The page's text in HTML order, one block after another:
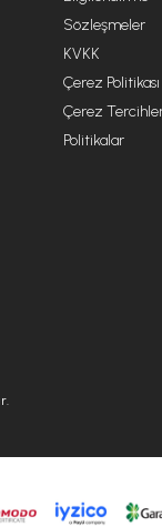
Sözleşmeler
KVKK
Çerez Politikası
Çerez
Politikalar